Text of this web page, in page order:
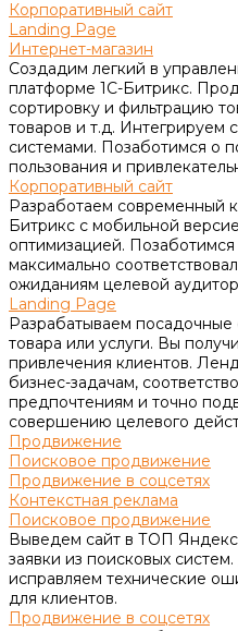
Корпоративный сайт
Landing Page
Интернет-магазин
Создадим легкий в
платформе 1С-Битрикс.
сортировку и фильтрацию
товаров и т.д. Интегрируем
системами. Позаботимся о
пользования и
Корпоративный сайт
Разработаем современный
Битрикс с мобильной
оптимизацией.
максимально
ожиданиям целевой
Landing Page
Разрабатываем посадочные
товара или услуги. Вы
привлечения клиентов.
бизнес-задачам,
предпочтениям и точно
совершению целевого
Продвижение
Поисковое продвижение
Продвижение в соцсетях
Контекстная реклама
Поисковое продвижение
Выведем сайт в ТОП
заявки из поисковых
исправляем технические
для клиентов.
Продвижение в соцсетях